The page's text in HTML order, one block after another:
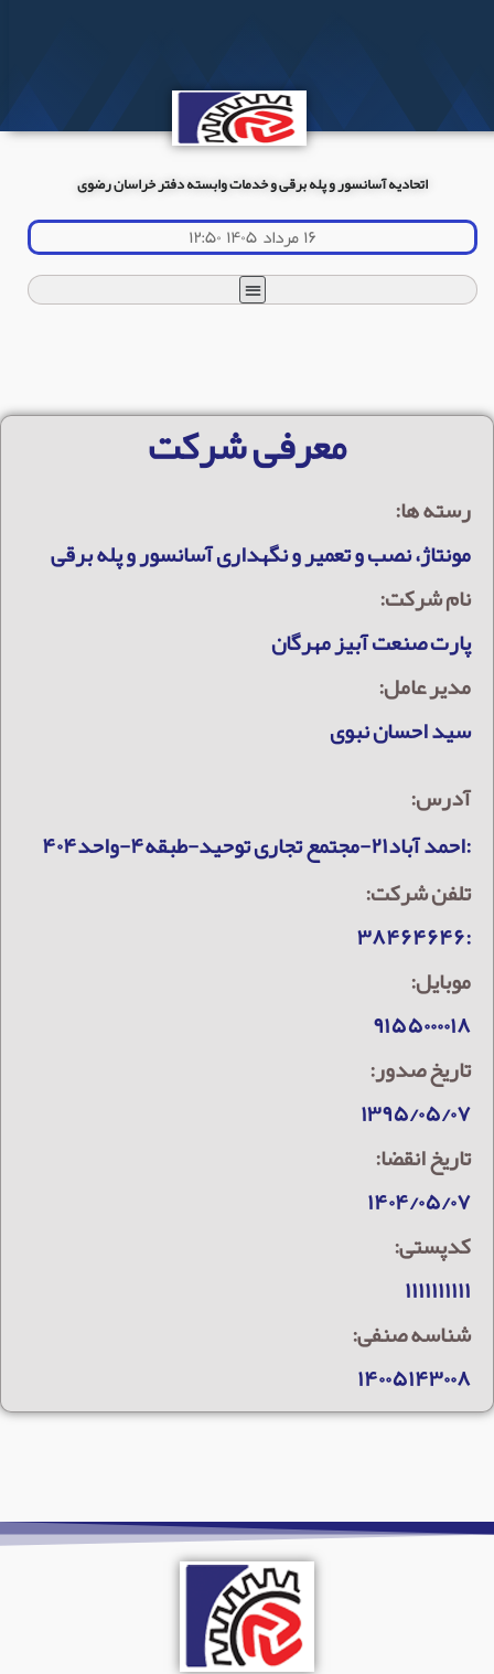
اتحادیه آسانسور و پله برقی و خدمات وابسته دفتر خراسان رضوی
۱۶ مرداد ۱۴۰۵ ۱۲:۵۰
معرفی شرکت
رسته ها:
مونتاژ، نصب و تعمیر و نگهداری آسانسور و پله برقی
نام شرکت:
پارت صنعت آبیز مهرگان
مدیر عامل:
سید احسان نبوی
آدرس:
:احمد آباد۲۱-مجتمع تجاری توحید-طبقه۴-واحد۴۰۴
تلفن شرکت:
موبایل:
۹۱۵۵۰۰۰۰۱۸
تاریخ صدور:
۱۳۹۵/۰۵/۰۷
تاریخ انقضا:
۱۴۰۴/۰۵/۰۷
کدپستی:
۱۱۱۱۱۱۱۱۱۱
شناسه صنفی:
۱۴۰۰۵۱۴۳۰۰۸